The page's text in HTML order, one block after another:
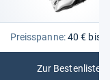
Preisspanne:40 € bis
Zur Bestenliste
: